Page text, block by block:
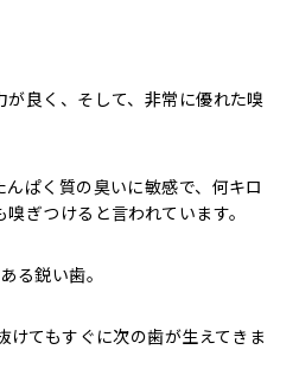
良く、そして、非常に優れた嗅
ぱく質の臭いに敏感で、何キロ
ぎつけると言われています。
る鋭い歯。
けてもすぐに次の歯が生えてきま